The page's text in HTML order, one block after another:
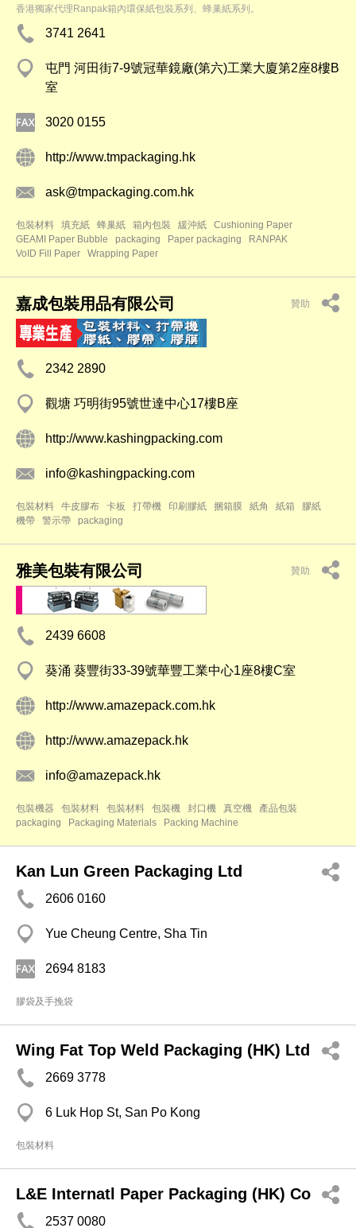
香港獨家代理Ranpak箱內環保紙包裝系列、蜂巢紙系列。
3741 2641
屯門 河田街7-9號冠華鏡廠(第六)工業大廈第2座8樓B
室
3020 0155
http://www.tmpackaging.hk
ask@tmpackaging.com.hk
包裝材料 填充紙 蜂巢紙 箱內包裝 緩沖紙
Cushioning Paper
GEAMI Paper Bubble
packaging Paper packaging
RANPAK
VoID Fill Paper
Wrapping Paper
嘉成包裝用品有限公司 贊助
2342 2890
觀塘 巧明街95號世達中心17樓B座
http://www.kashingpacking.com
info@kashingpacking.com
包裝材料 牛皮膠布 卡板 打帶機 印刷膠紙 捆箱膜 紙角 紙箱
膠紙
機帶
警示帶 packaging
雅美包裝有限公司 贊助
2439 6608
葵涌 葵豐街33-39號華豐工業中心1座8樓C室
http://www.amazepack.com.hk
http://www.amazepack.hk
info@amazepack.hk
包裝機器 包裝材料 包裝材料 包裝機 封口機 真空機
產品包裝
packaging
Packaging Materials Packing Machine
Kan Lun Green Packaging Ltd
2606 0160
Yue Cheung Centre, Sha Tin
2694 8183
膠袋及手挽袋
Wing Fat Top Weld Packaging (HK) Ltd
2669 3778
6 Luk Hop St, San Po Kong
包裝材料
L&E Internatl Paper Packaging (HK) Co
2537 0080